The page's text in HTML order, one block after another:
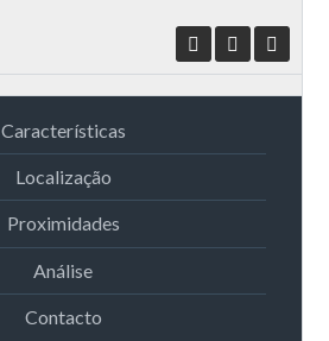
Características
Localização
Proximidades
Análise
Contacto